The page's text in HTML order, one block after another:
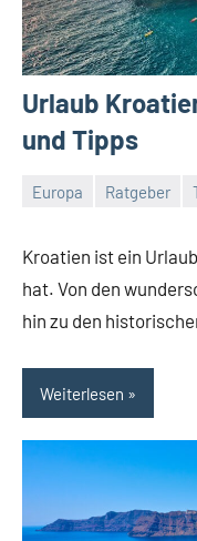
Urlaub
und Tipps
Europa Ratgeber
Kroatien ist ein
hat. Von den
hin zu den
Weiterlesen